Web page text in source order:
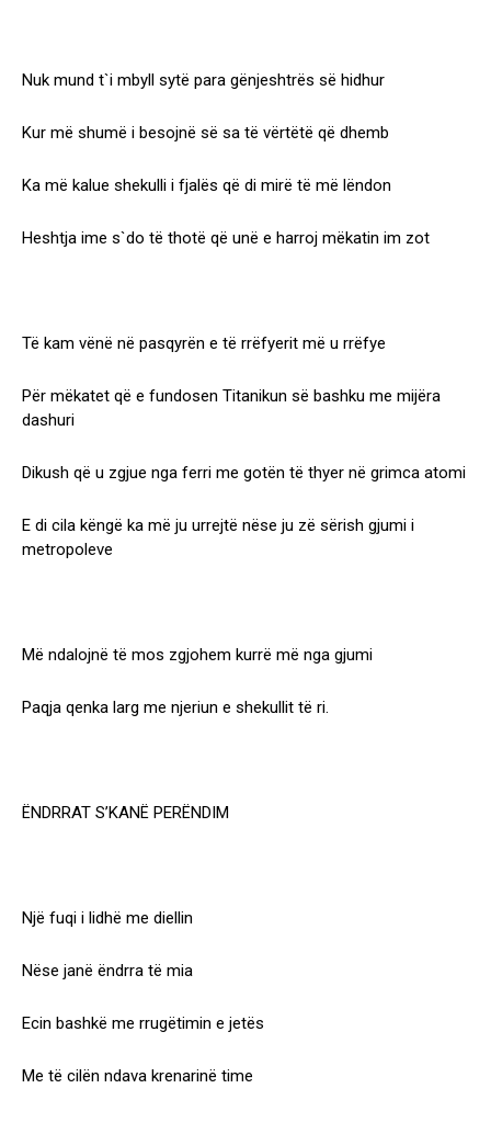
Nuk mund t`i mbyll sytë para gënjeshtrës së hidhur
Kur më shumë i besojnë së sa të vërtëtë që dhemb
Ka më kalue shekulli i fjalës që di mirë të më lëndon
Heshtja ime s`do të thotë që unë e harroj mëkatin im zot
Të kam vënë në pasqyrën e të rrëfyerit më u rrëfye
Për mëkatet që e fundosen Titanikun së bashku me mijëra
dashuri
Dikush që u zgjue nga ferri me gotën të thyer në grimca atomi
E di cila këngë ka më ju urrejtë nëse ju zë sërish gjumi i
metropoleve
Më ndalojnë të mos zgjohem kurrë më nga gjumi
Paqja qenka larg me njeriun e shekullit të ri.
ËNDRRAT S’KANË PERËNDIM
Një fuqi i lidhë me diellin
Nëse janë ëndrra të mia
Ecin bashkë me rrugëtimin e jetës
Me të cilën ndava krenarinë time